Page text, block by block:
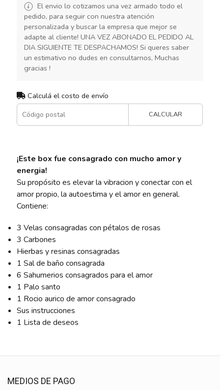
El envio lo cotizamos una vez armado todo el
pedido, para seguir con nuestra atención
personalizada y buscar la empresa que mejor se
adapte al cliente! UNA VEZ ABONADO EL PEDIDO AL
DIA SIGUIENTE TE DESPACHAMOS! Si queres saber
un estimativo no dudes en consultarnos, Muchas
gracias !
Calculá el costo de envío
CALCULAR
¡Este box fue consagrado con mucho amor y
energia!
Su propósito es elevar la vibracion y conectar con el
amor propio, la autoestima y el amor en general.
Contiene:
3 Velas consagradas con pétalos de rosas
3 Carbones
Hierbas y resinas consagradas
1 Sal de baño consagrada
6 Sahumerios consagrados para el amor
1 Palo santo
1 Rocio aurico de amor consagrado
Sus instrucciones
1 Lista de deseos
MEDIOS DE PAGO